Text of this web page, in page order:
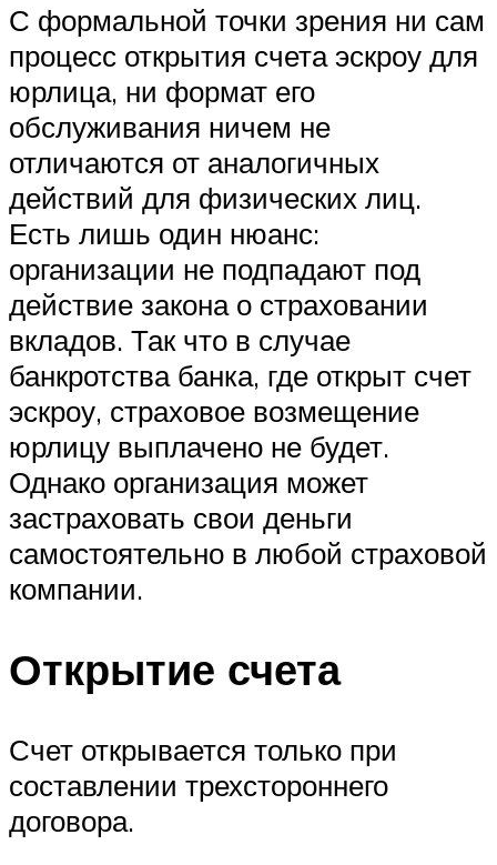
С формальной точки зрения ни сам
процесс открытия счета эскроу для
юрлица, ни формат его
обслуживания ничем не
отличаются от аналогичных
действий для физических лиц.
Есть лишь один нюанс:
организации не подпадают под
действие закона о страховании
вкладов. Так что в случае
банкротства банка, где открыт счет
эскроу, страховое возмещение
юрлицу выплачено не будет.
Однако организация может
застраховать свои деньги
самостоятельно в любой страховой
компании.
Открытие счета
Счет открывается только при
составлении трехстороннего
договора.